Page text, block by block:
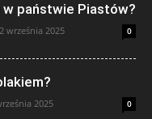
w państwie Piastów?
2 września 2025 0
2025 0